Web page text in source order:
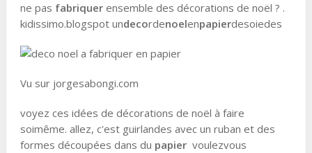
ne pas fabriquerensemble des décorations de noël ? .
kidissimo.blogspot undecordenoelenpapierdesoiedes
Vu sur jorgesabongi.com
voyez ces idées de décorations de noël à faire
soimême. allez, c'est guirlandes avec un ruban et des
formes découpées dans du papiervoulezvous